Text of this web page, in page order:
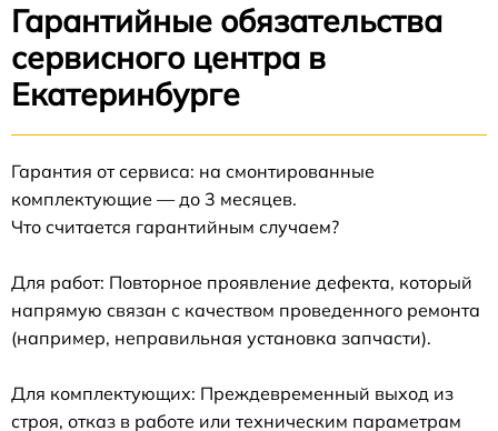
Гарантийные обязательства
сервисного центра в
Екатеринбурге
Гарантия от сервиса: на смонтированные
комплектующие — до 3 месяцев.
Что считается гарантийным случаем?
Для работ: Повторное проявление дефекта, который
напрямую связан с качеством проведенного ремонта
(например, неправильная установка запчасти).
Для комплектующих: Преждевременный выход из
строя, отказ в работе или техническим параметрам